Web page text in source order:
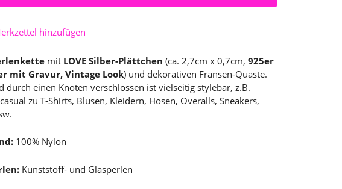
hinzufügen
mit LOVE Silber-Plättchen (ca. 2,7cm x 0,7cm, 925er
mit Gravur, Vintage Look) und dekorativen Fransen-Quaste.
durch einen Knoten verschlossen ist vielseitig stylebar, z.B.
zu T-Shirts, Blusen, Kleidern, Hosen, Overalls, Sneakers,
100% Nylon
Kunststoff- und Glasperlen